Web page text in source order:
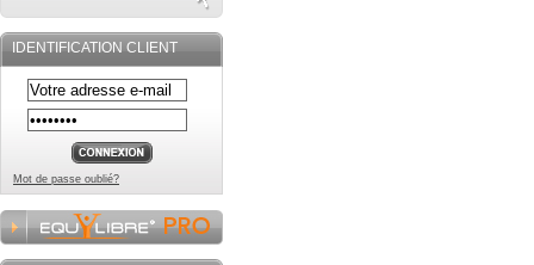
IDENTIFICATION CLIENT
Mot de passe oublié?